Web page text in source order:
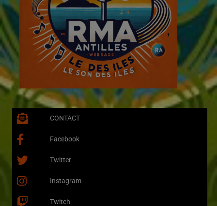
CONTACT
Facebook
Twitter
Instagram
Twitch